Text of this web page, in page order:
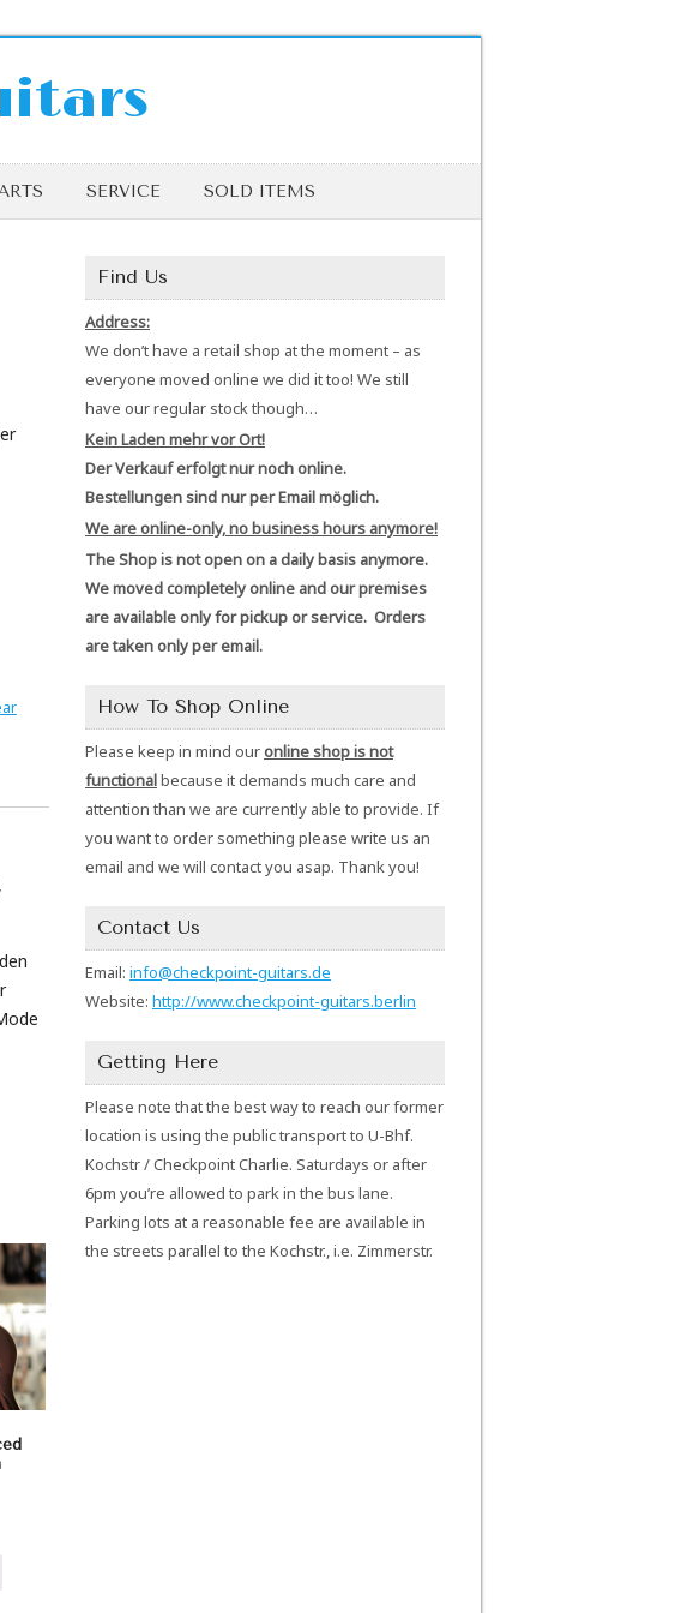
SERVICE SOLD ITEMS
Find Us
Address:
We don’t have a retail shop at the moment – as
everyone moved online we did it too! We still
have our regular stock though…
Kein Laden mehr vor Ort!
Der Verkauf erfolgt nur noch online.
Bestellungen sind nur per Email möglich.
We are online-only, no business hours anymore!
The Shop is not open on a daily basis anymore.
We moved completely online and our premises
are available only for pickup or service. Orders
are taken only per email.
How To Shop Online
Please keep in mind ouronline shop is not
functionalbecause it demands much care and
attention than we are currently able to provide. If
you want to order something please write us an
email and we will contact you asap. Thank you!
Contact Us
Email: info@checkpoint-guitars.de
Website: http://www.checkpoint-guitars.berlin
Getting Here
Please note that the best way to reach our former
location is using the public transport to U-Bhf.
Kochstr / Checkpoint Charlie. Saturdays or after
6pm you’re allowed to park in the bus lane.
Parking lots at a reasonable fee are available in
the streets parallel to the Kochstr., i.e. Zimmerstr.